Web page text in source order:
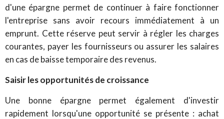
d'une épargne permet de continuer à faire fonctionner
l'entreprise sans avoir recours immédiatement à un
emprunt. Cette réserve peut servir à régler les charges
courantes, payer les fournisseurs ou assurer les salaires
en cas de baisse temporaire des revenus.
Saisir les opportunités de croissance
Une bonne épargne permet également d'investir
rapidement lorsqu'une opportunité se présente : achat